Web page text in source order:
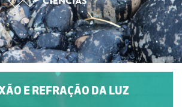
E REFRAÇÃO DA LUZ